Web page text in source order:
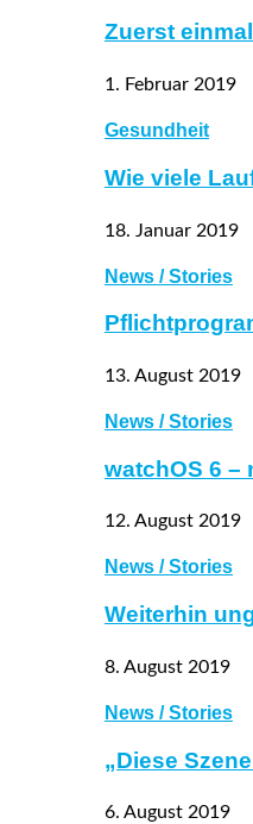
Zuerst
1. Februar 2019
Gesundheit
Wie viele
18. Januar 2019
News / Stories
13. August 2019
News / Stories
watchOS 6
12. August 2019
News / Stories
Weiterhin
8. August 2019
News / Stories
„Diese
6. August 2019